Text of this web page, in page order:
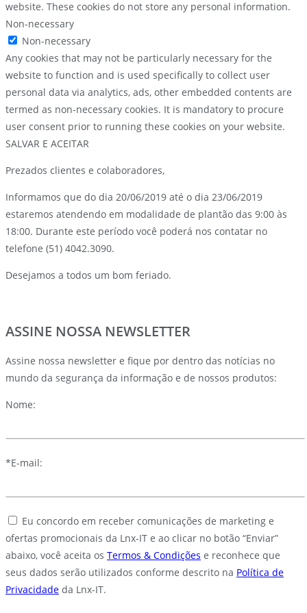
website. These cookies do not store any personal information.
Non-necessary
Non-necessary
Any cookies that may not be particularly necessary for the
website to function and is used specifically to collect user
personal data via analytics, ads, other embedded contents are
termed as non-necessary cookies. It is mandatory to procure
user consent prior to running these cookies on your website.
SALVAR E ACEITAR
Prezados clientes e colaboradores,
Informamos que do dia 20/06/2019 até o dia 23/06/2019
estaremos atendendo em modalidade de plantão das 9:00 às
18:00. Durante este período você poderá nos contatar no
telefone (51) 4042.3090.
Desejamos a todos um bom feriado.
ASSINE NOSSA NEWSLETTER
Assine nossa newsletter e fique por dentro das notícias no
mundo da segurança da informação e de nossos produtos:
Nome:
*E-mail:
Eu concordo em receber comunicações de marketing e
ofertas promocionais da Lnx-IT e ao clicar no botão “Enviar”
abaixo, você aceita os Termos & Condições e reconhece que
seus dados serão utilizados conforme descrito na Política de
Privacidade da Lnx-IT.